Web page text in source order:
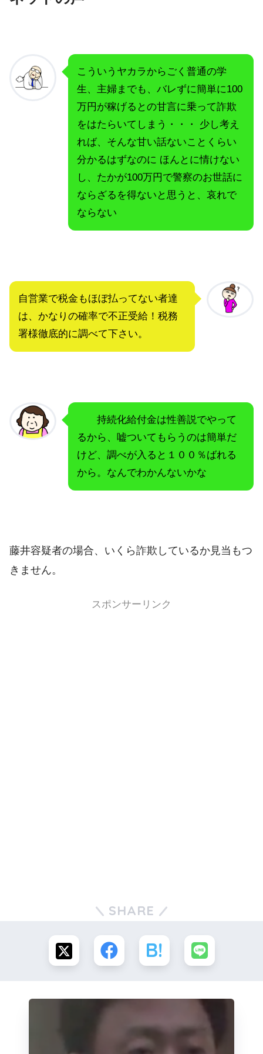
こういうヤカラからごく普通の学
生、主婦までも、バレずに簡単に100
万円が稼げるとの甘言に乗って詐欺
をはたらいてしまう・・・ 少し考え
れば、そんな甘い話ないことくらい
分かるはずなのに ほんとに情けない
し、たかが100万円で警察のお世話に
ならざるを得ないと思うと、哀れで
ならない
自営業で税金もほぼ払ってない者達
は、かなりの確率で不正受給！税務
署様徹底的に調べて下さい。
持続化給付金は性善説でやって
るから、嘘ついてもらうのは簡単だ
けど、調べが入ると１００％ばれる
から。なんでわかんないかな
藤井容疑者の場合、いくら詐欺しているか見当もつ
きません。
スポンサーリンク
SHARE